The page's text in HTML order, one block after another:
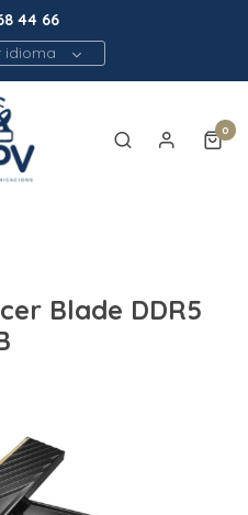
44 66
idioma
0
Blade DDR5